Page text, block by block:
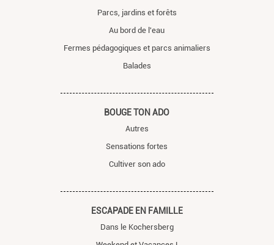
Parcs, jardins et forêts
Au bord de l'eau
Fermes pédagogiques et parcs animaliers
Balades
BOUGE TON ADO
Autres
Sensations fortes
Cultiver son ado
ESCAPADE EN FAMILLE
Dans le Kochersberg